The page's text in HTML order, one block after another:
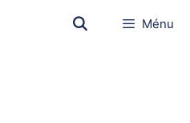
Ménu